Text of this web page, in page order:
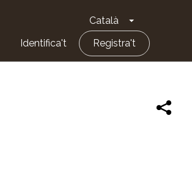
Català Toggle
Identifica't Registra't